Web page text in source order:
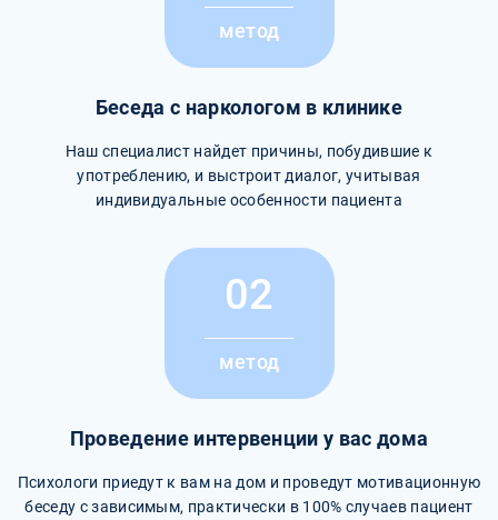
метод
Беседа с наркологом в клинике
Наш специалист найдет причины, побудившие к
употреблению, и выстроит диалог, учитывая
индивидуальные особенности пациента
02
метод
Проведение интервенции у вас дома
Психологи приедут к вам на дом и проведут мотивационную
беседу с зависимым, практически в 100% случаев пациент